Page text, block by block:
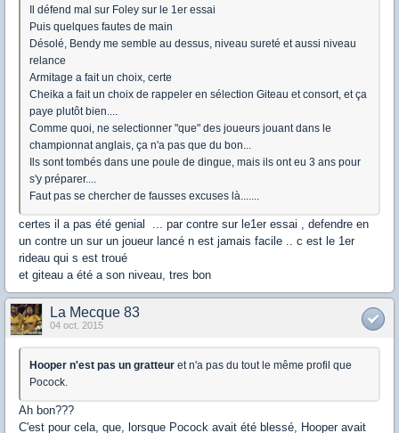
Il défend mal sur Foley sur le 1er essai
Puis quelques fautes de main
Désolé, Bendy me semble au dessus, niveau sureté et aussi niveau
relance
Armitage a fait un choix, certe
Cheika a fait un choix de rappeler en sélection Giteau et consort, et ça
paye plutôt bien....
Comme quoi, ne selectionner "que" des joueurs jouant dans le
championnat anglais, ça n'a pas que du bon...
Ils sont tombés dans une poule de dingue, mais ils ont eu 3 ans pour
s'y préparer....
Faut pas se chercher de fausses excuses là.......
certes il a pas été genial ... par contre sur le1er essai , defendre en
un contre un sur un joueur lancé n est jamais facile .. c est le 1er
rideau qui s est troué
et giteau a été a son niveau, tres bon
La Mecque 83
04 oct. 2015
Hooper n'est pas un gratteur et n'a pas du tout le même profil que
Pocock.
Ah bon???
C'est pour cela, que, lorsque Pocock avait été blessé, Hooper avait